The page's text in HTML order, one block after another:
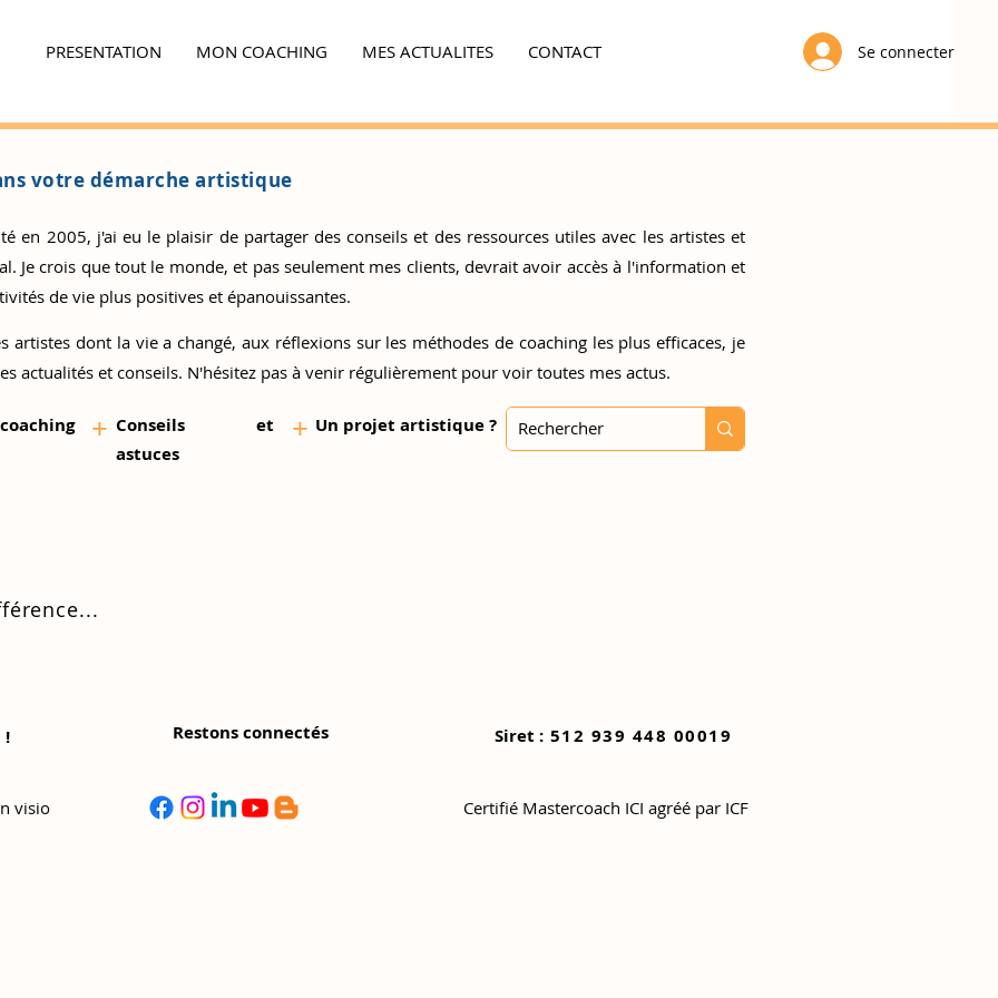
PRESENTATION MON COACHING MES ACTUALITES CONTACT Se connecter
votre démarche artistique
en 2005, j'ai eu le plaisir de partager des conseils et des ressources utiles avec les artistes et
Je crois que tout le monde, et pas seulement mes clients, devrait avoir accès à l'information et
de vie plus positives et épanouissantes.
artistes dont la vie a changé, aux réflexions sur les méthodes de coaching les plus efficaces, je
actualités et conseils. N'hésitez pas à venir régulièrement pour voir toutes mes actus.
+ Conseils et
astuces
+ Un projet artistique ?
!
visio
Restons connectés Siret : 512 939 448 00019
Certifié Mastercoach ICI agréé par ICF